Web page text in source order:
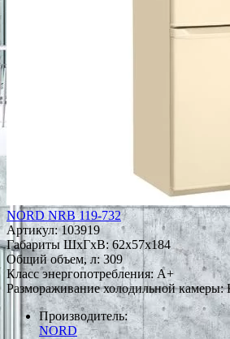
NORD NRB 119-732
Артикул:103919
Габариты ШxГxВ: 62x57x184
Общий объем, л: 309
Класс энергопотребления: A+
Размораживание холодильной камеры:
Производитель:
NORD